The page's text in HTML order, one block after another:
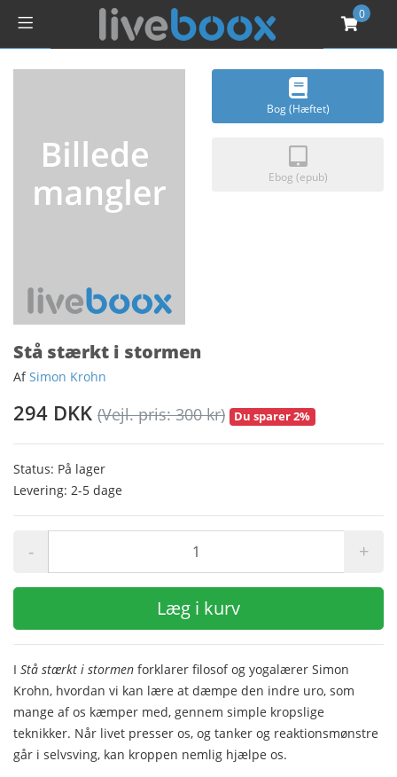
0
Bog (Hæftet)
Ebog (epub)
Stå stærkt i stormen
AfSimon Krohn
294 DKK (Vejl. pris: 300 kr) Du sparer 2%
Status: På lager
Levering: 2-5 dage
- +
Læg i kurv
I Stå stærkt i stormen forklarer filosof og yogalærer Simon
Krohn, hvordan vi kan lære at dæmpe den indre uro, som
mange af os kæmper med, gennem simple kropslige
teknikker. Når livet presser os, og tanker og reaktionsmønstre
går i selvsving, kan kroppen nemlig hjælpe os.